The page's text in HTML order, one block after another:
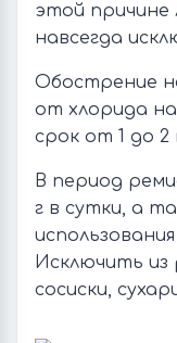
этой причине
навсегда
Обострение
от хлорида
срок от 1 до 2
В период
г в сутки, а
Исключить из
сосиски,